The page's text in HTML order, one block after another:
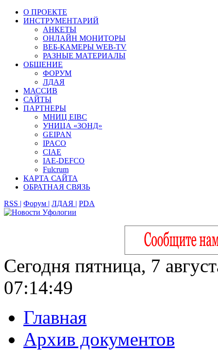
О ПРОЕКТЕ
ИНСТРУМЕНТАРИЙ
АНКЕТЫ
ОНЛАЙН МОНИТОРЫ
ВЕБ-КАМЕРЫ WEB-TV
РАЗНЫЕ МАТЕРИАЛЫ
ОБЩЕНИЕ
ФОРУМ
ЛДАЯ
МАССИВ
САЙТЫ
ПАРТНЕРЫ
МНИЦ EIBC
УНИЦА «ЗОНД»
GEIPAN
IPACO
CIAE
IAE-DEFCO
Fulcrum
КАРТА САЙТА
ОБРАТНАЯ СВЯЗЬ
RSS | Форум | ЛДАЯ | PDA
Сегодня пятница, 7
07:14:50
Главная
Архив документов